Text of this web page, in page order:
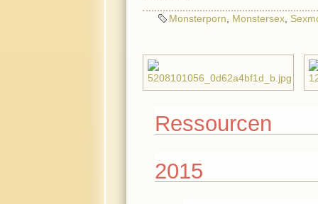
Monsterporn, Monstersex,
Ressourcen
2015